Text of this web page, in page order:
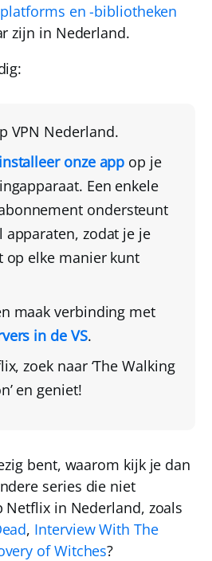
en -bibliotheken
zijn in Nederland.
VPN Nederland.
onze app op je
. Een enkele
ondersteunt
apparaten, zodat je je
op elke manier kunt
maak verbinding met
in de VS.
zoek naar ‘The Walking
en geniet!
bent, waarom kijk je dan
series die niet
Netflix in Nederland, zoals
, Interview With The
of Witches?